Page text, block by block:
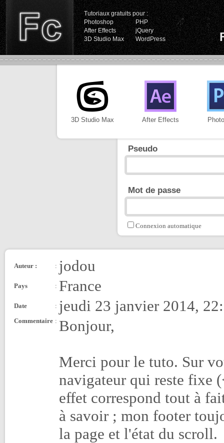
Tutoriaux gratuits pour :
Photoshop
PHP
After Effects
jQuery
3D Studio Max
WordPress
3D Studio Max After Effects
Pseudo
Mot de passe
Connexion automatique
Auteur : : jodou
Pays : France
Date : jeudi 23 janvier 2014,
Commentaire : Bonjour,
Merci pour le tuto. Sur
navigateur qui reste fixe
effet correspond tout à
à savoir ; mon footer
la page et l'état du scroll.